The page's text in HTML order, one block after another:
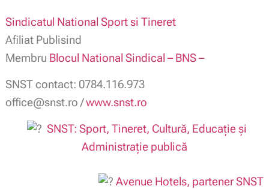
Sindicatul National Sport si Tineret
Afiliat Publisind
Membru Blocul National Sindical – BNS –
SNST contact: 0784.116.973
office@snst.ro /www.snst.ro
SNST: Sport, Tineret, Cultură, Educație și
Administrație publică
Avenue Hotels, partener SNST